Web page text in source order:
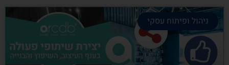
ניהול ופיתוח עסקי